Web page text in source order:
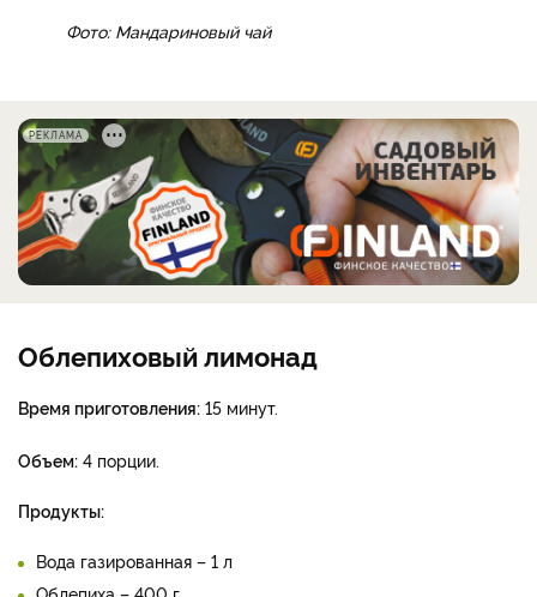
Фото: Мандариновый чай
РЕКЛАМА
Облепиховый лимонад
Время приготовления: 15 минут.
Объем: 4 порции.
Продукты:
Вода газированная – 1 л